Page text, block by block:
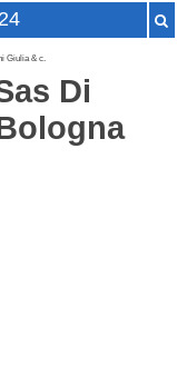
Giulia & c.
Di